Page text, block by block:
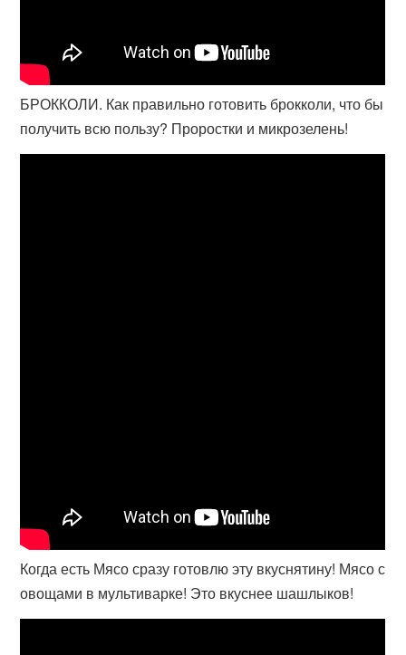
БРОККОЛИ. Как правильно готовить брокколи, что бы
получить всю пользу? Проростки и микрозелень!
Когда есть Мясо сразу готовлю эту вкуснятину! Мясо с
овощами в мультиварке! Это вкуснее шашлыков!